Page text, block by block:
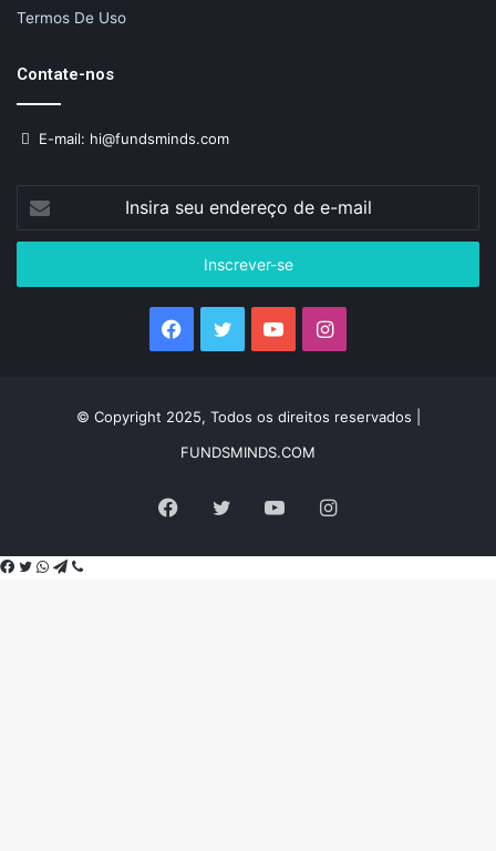
Termos De Uso
Contate-nos
E-mail: hi@fundsminds.com
Insira
seu
endereço
e-
Facebook
Twitter YouTubeInstagram
© Copyright 2025, Todos os direitos reservados |
FUNDSMINDS.COM
Facebook
Twitter YouTubeInstagram
Facebook
Twitter
WhatsApp
Telegram